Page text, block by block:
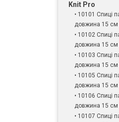
Knit Pro
• 10101 Спиці
довжина 15
• 10102 Спиці
довжина 15
• 10103 Спиці
довжина 15
• 10105 Спиці
довжина 15
• 10106 Спиці
довжина 15
• 10107 Спиці